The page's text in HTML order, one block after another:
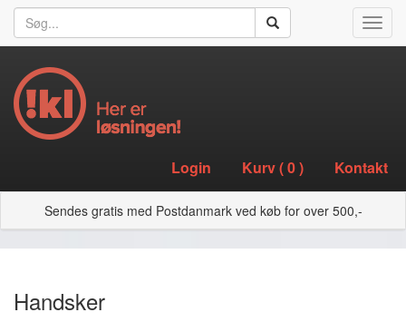
Login Kurv (0) Kontakt
Sendes gratis med Postdanmark ved køb for over 500,-
Handsker